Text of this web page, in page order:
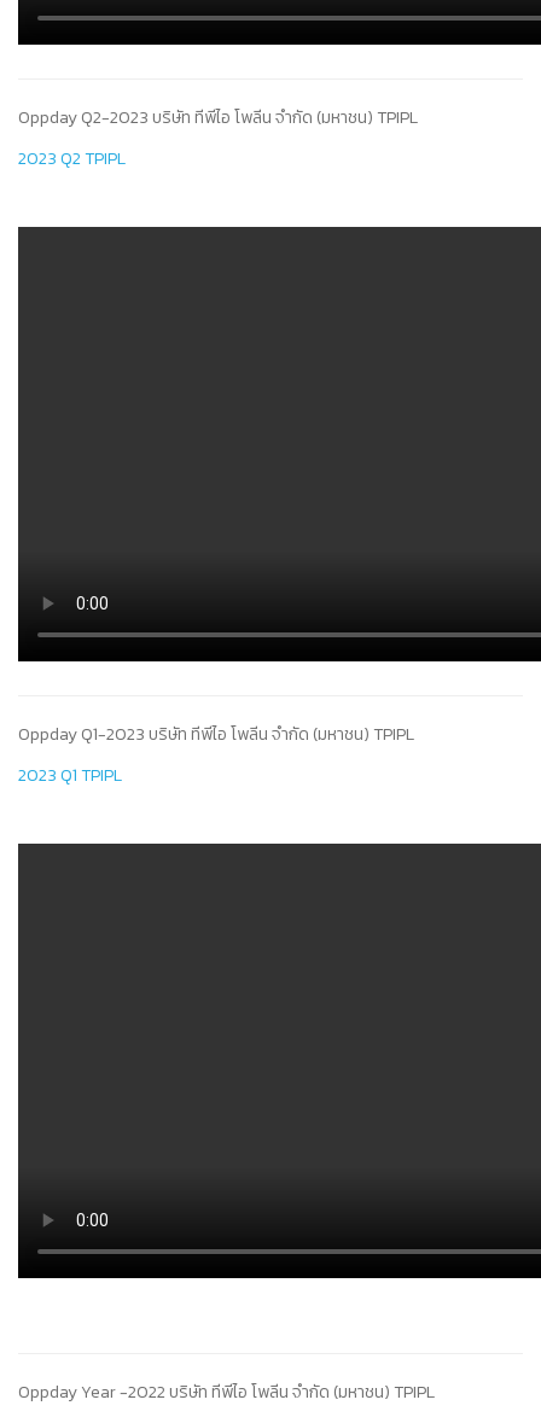
Oppday Q2-2023 บริษัท ทีพีไอ โพลีน จำกัด (มหาชน) TPIPL
2023 Q2 TPIPL
Oppday Q1-2023 บริษัท ทีพีไอ โพลีน จำกัด (มหาชน) TPIPL
2023 Q1 TPIPL
Oppday Year -2022 บริษัท ทีพีไอ โพลีน จำกัด (มหาชน) TPIPL